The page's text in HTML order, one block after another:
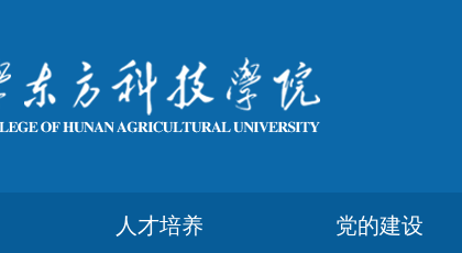
人才培养 党的建设